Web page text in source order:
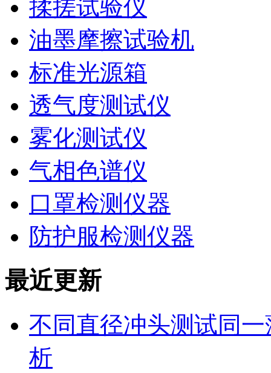
揉搓试验仪
油墨摩擦试验机
标准光源箱
透气度测试仪
雾化测试仪
气相色谱仪
口罩检测仪器
防护服检测仪器
最近更新
不同直径冲头测试同
析